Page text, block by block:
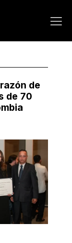
de
de 70